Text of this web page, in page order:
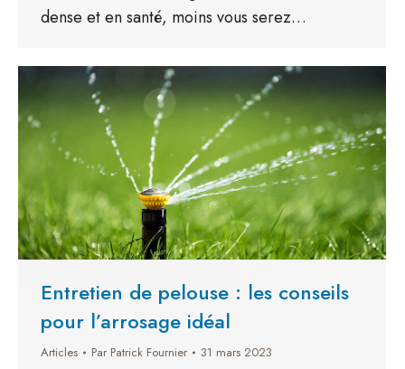
dense et en santé, moins vous serez…
Entretien de pelouse : les conseils
pour l’arrosage idéal
Articles Par Patrick Fournier 31 mars 2023